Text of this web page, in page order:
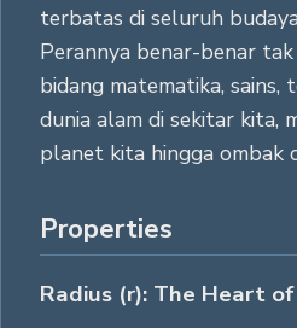
terbatas di seluruh
Perannya benar-benar
bidang matematika, sains,
dunia alam di sekitar kita,
planet kita hingga ombak
Properties
Radius (r): The Heart